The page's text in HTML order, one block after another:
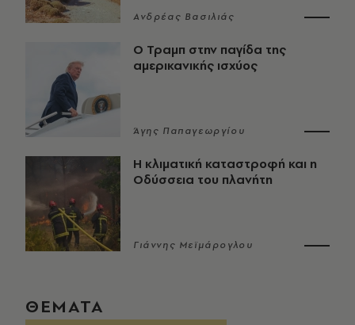
Ανδρέας Βασιλιάς
Ο Τραμπ στην παγίδα της
αμερικανικής ισχύος
Άγης Παπαγεωργίου
Η κλιματική καταστροφή και η
Οδύσσεια του πλανήτη
Γιάννης Μεϊμάρογλου
ΘΕΜΑΤΑ